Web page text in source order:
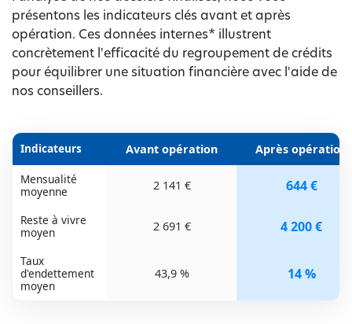
présentons les indicateurs clés avant et après
opération. Ces données internes* illustrent
concrètement l'efficacité du regroupement de crédits
pour équilibrer une situation financière avec l'aide de
nos conseillers.
Indicateurs Avant opération
Après opération
Mensualité
moyenne
2 141 € 644 €
Reste à vivre
moyen
2 691 € 4 200 €
Taux
d'endettement
moyen
43,9 % 14 %